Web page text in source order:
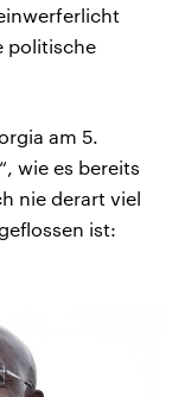
politische
am 5.
wie es bereits
nie derart viel
ist: